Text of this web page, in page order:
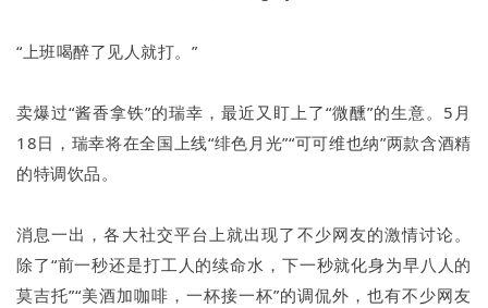
“上班喝醉了见人就打。”
卖爆过“酱香拿铁”的瑞幸，最近又盯上了“微醺”的生意。5月
18日，瑞幸将在全国上线“绯色月光”“可可维也纳”两款含酒精
的特调饮品。
消息一出，各大社交平台上就出现了不少网友的激情讨论。
除了“前一秒还是打工人的续命水，下一秒就化身为早八人的
莫吉托”“美酒加咖啡，一杯接一杯”的调侃外，也有不少网友